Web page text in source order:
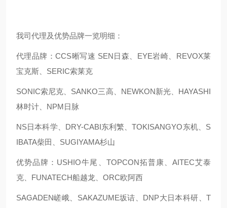
我司代理及优势品牌一览明细：
代理品牌：CCS晰写速 SEN日森、EYE岩崎、REVOX莱
宝克斯、SERIC索莱克
SONIC索尼克、SANKO三高、NEWKON新光、HAYASHI
林时计、NPM日脉
NS日本科学、DRY-CABI东利繁、TOKISANGYO东机、S
IBATA柴田、SUGIYAMA杉山
优势品牌：USHIO牛尾、TOPCON拓普康、AITEC艾泰
克、FUNATECH船越龙、ORC欧阿西
SAGADEN嵯峨、SAKAZUME坂诘、DNP大日本科研、T